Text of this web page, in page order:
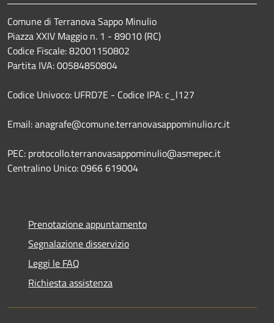
Comune di Terranova Sappo Minulio
Piazza XXIV Maggio n. 1 - 89010 (RC)
Codice Fiscale: 82001150802
Partita IVA: 00584850804
Codice Univoco: UFRD7E - Codice IPA: c_l127
Email: anagrafe@comune.terranovasappominulio.rc.it
PEC: protocollo.terranovasappominulio@asmepec.it
Centralino Unico: 0966 619004
Prenotazione appuntamento
Segnalazione disservizio
Leggi le FAQ
Richiesta assistenza